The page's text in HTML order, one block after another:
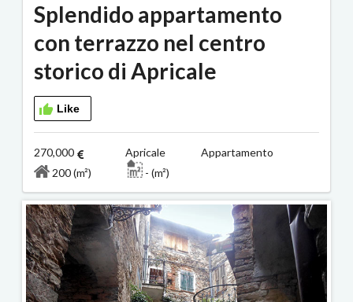
Splendido appartamento
con terrazzo nel centro
storico di Apricale
Like
270,000
Apricale Appartamento
200 (m²)
- (m²)